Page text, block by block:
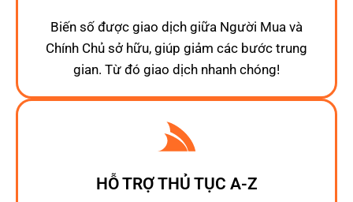
Biến số được giao dịch giữa Người Mua và
Chính Chủ sở hữu, giúp giảm các bước trung
gian. Từ đó giao dịch nhanh chóng!
HỖ TRỢ THỦ TỤC A-Z